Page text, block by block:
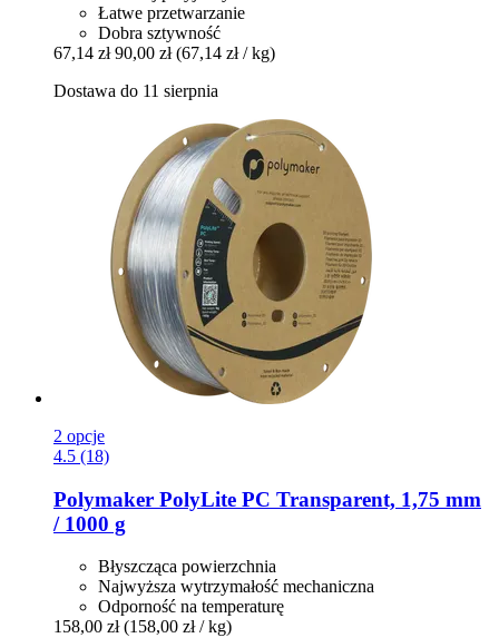
Łatwe przetwarzanie
Dobra sztywność
67,14 zł 90,00 zł (67,14 zł / kg)
Dostawa do 11 sierpnia
2 opcje
4.5 (18)
Polymaker PolyLite PC Transparent, 1,75 mm
/ 1000 g
Błyszcząca powierzchnia
Najwyższa wytrzymałość mechaniczna
Odporność na temperaturę
158,00 zł (158,00 zł / kg)